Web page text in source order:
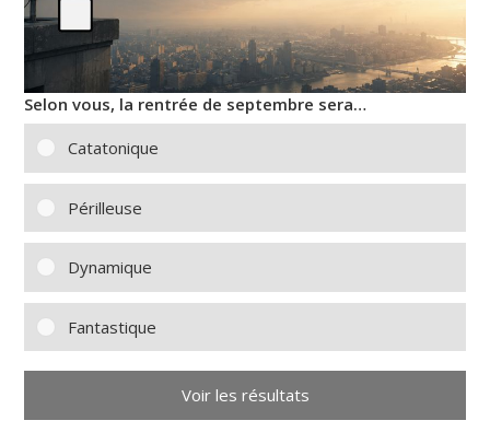
Selon vous, la rentrée de septembre sera…
Catatonique
Périlleuse
Dynamique
Fantastique
Voir les résultats